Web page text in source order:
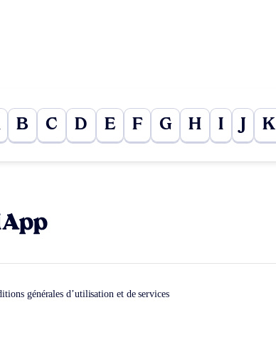
B C D E F G H I K
générales d’utilisation et de services